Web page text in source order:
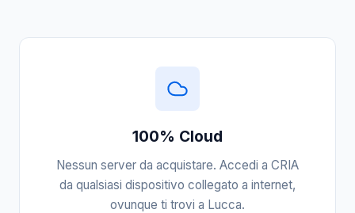
100% Cloud
Nessun server da acquistare. Accedi a CRIA
da qualsiasi dispositivo collegato a internet,
ovunque ti trovi a Lucca.